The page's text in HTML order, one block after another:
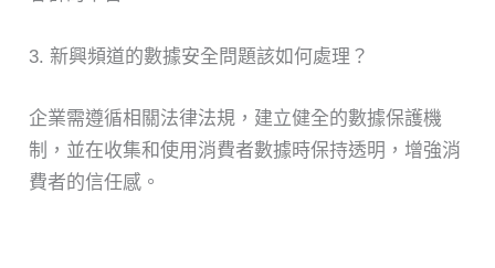
3. 新興頻道的數據安全問題該如何處理？
企業需遵循相關法律法規，建立健全的數據保護機
制，並在收集和使用消費者數據時保持透明，增強消
費者的信任感。